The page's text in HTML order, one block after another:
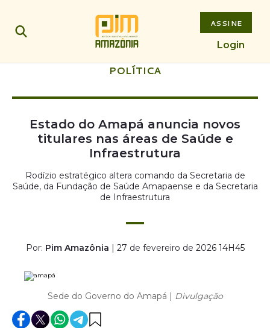
ASSINE
Login
POLÍTICA
Estado do Amapá anuncia novos
titulares nas áreas de Saúde e
Infraestrutura
Rodízio estratégico altera comando da Secretaria de
Saúde, da Fundação de Saúde Amapaense e da Secretaria
de Infraestrutura
Por: Pim Amazônia | 27 de fevereiro de 2026 14H45
Sede do Governo do Amapá | Divulgação